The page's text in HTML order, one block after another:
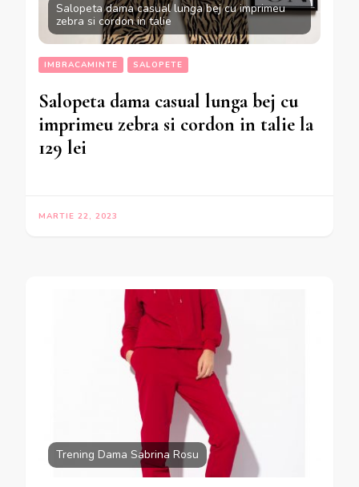
Salopeta dama casual lunga bej cu imprimeu
zebra si cordon in talie
IMBRACAMINTE SALOPETE
Salopeta dama casual lunga bej cu
imprimeu zebra si cordon in talie la
129 lei
MARTIE 22, 2023
Trening Dama Sabrina Rosu